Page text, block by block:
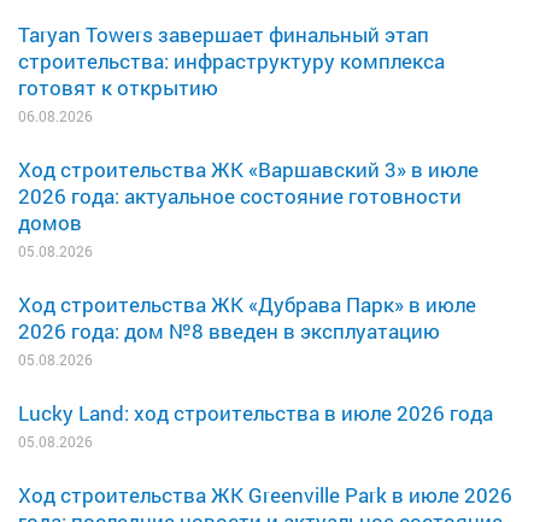
Taryan Towers завершает финальный этап
строительства: инфраструктуру комплекса
готовят к открытию
06.08.2026
Ход строительства ЖК «Варшавский 3» в июле
2026 года: актуальное состояние готовности
домов
05.08.2026
Ход строительства ЖК «Дубрава Парк» в июле
2026 года: дом №8 введен в эксплуатацию
05.08.2026
Lucky Land: ход строительства в июле 2026 года
05.08.2026
Ход строительства ЖК Greenville Park в июле 2026